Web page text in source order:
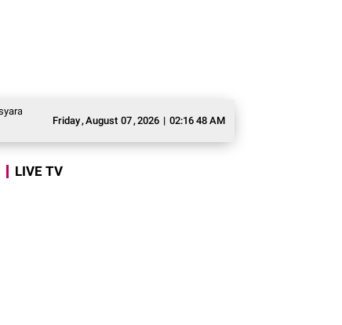
Friday,August 07,2026 | 02:16 49 AM
Program Makan Bergizi Gratis agar Tepat Sasaran
LIVE TV